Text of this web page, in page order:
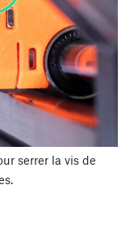
serrer la vis de